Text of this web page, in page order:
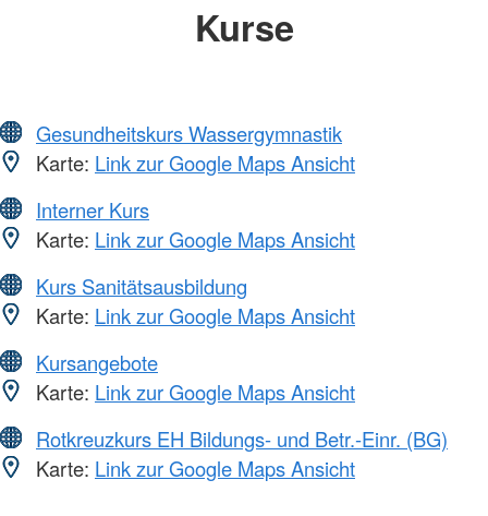
Kurse
Gesundheitskurs Wassergymnastik
Karte: Link zur Google Maps Ansicht
Interner Kurs
Karte: Link zur Google Maps Ansicht
Kurs Sanitätsausbildung
Karte: Link zur Google Maps Ansicht
Kursangebote
Karte: Link zur Google Maps Ansicht
Rotkreuzkurs EH Bildungs- und Betr.-Einr. (BG)
Karte: Link zur Google Maps Ansicht